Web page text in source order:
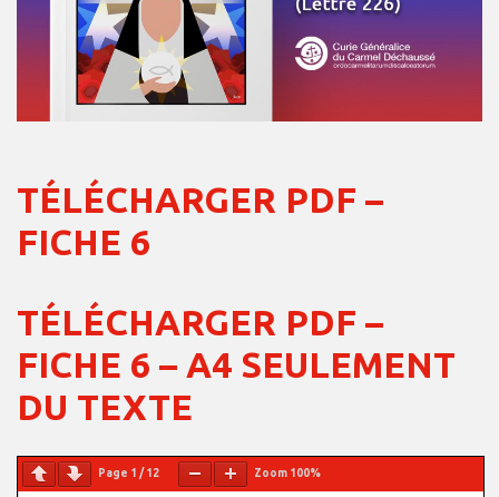
TÉLÉCHARGER PDF –
FICHE 6
TÉLÉCHARGER PDF –
FICHE 6 – A4 SEULEMENT
DU TEXTE
Page 1 /12 Zoom 100%